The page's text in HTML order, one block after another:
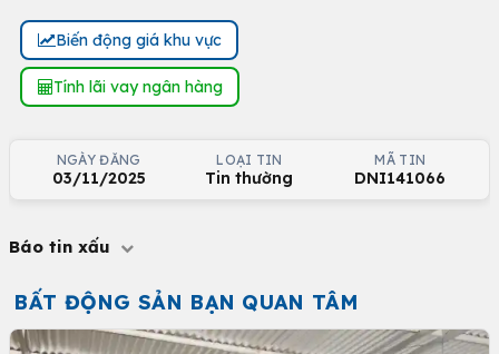
Biến động giá khu vực
Tính lãi vay ngân hàng
NGÀY ĐĂNG
03/11/2025
LOẠI TIN
Tin thường
MÃ TIN
DNI141066
Báo tin xấu
BẤT ĐỘNG SẢN BẠN QUAN TÂM